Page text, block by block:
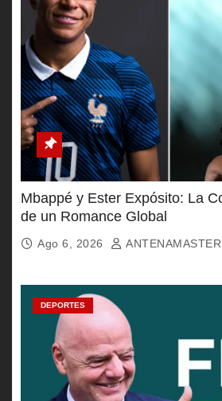
Mbappé y Ester Expósito: La
de un Romance Global
Ago 6, 2026 ANTENAMASTER
DEPORTES